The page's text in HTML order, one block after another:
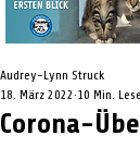
Corona-
Audrey-Lynn Struck
18. März 2022 10 Min.